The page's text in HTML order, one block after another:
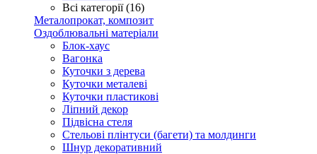
Всі категорії (16)
Металопрокат, композит
Оздоблювальні матеріали
Блок-хаус
Вагонка
Куточки з дерева
Куточки металеві
Куточки пластикові
Ліпний декор
Підвісна стеля
Стельові плінтуси (багети) та молдинги
Шнур декоративний